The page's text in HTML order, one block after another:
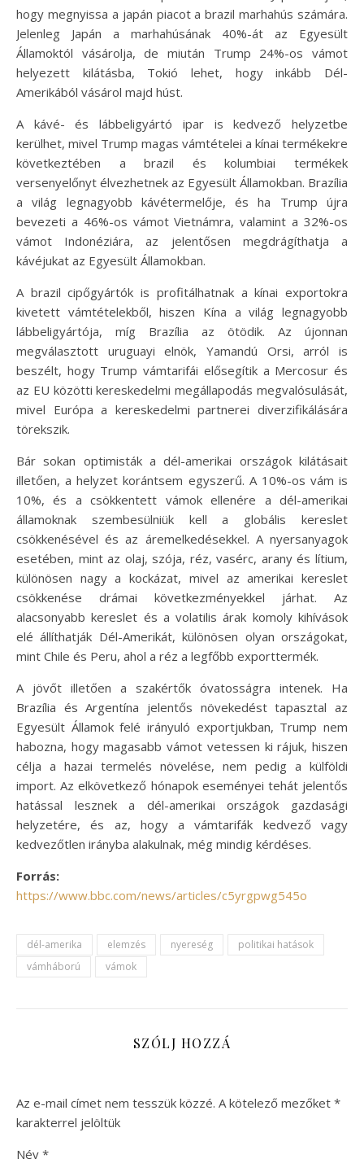
hogy megnyissa a japán piacot a brazil marhahús számára.
Jelenleg Japán a marhahúsának 40%-át az Egyesült
Államoktól vásárolja, de miután Trump 24%-os vámot
helyezett kilátásba, Tokió lehet, hogy inkább Dél-
Amerikából vásárol majd húst.
A kávé- és lábbeligyártó ipar is kedvező helyzetbe
kerülhet, mivel Trump magas vámtételei a kínai termékekre
következtében a brazil és kolumbiai termékek
versenyelőnyt élvezhetnek az Egyesült Államokban. Brazília
a világ legnagyobb kávétermelője, és ha Trump újra
bevezeti a 46%-os vámot Vietnámra, valamint a 32%-os
vámot Indonéziára, az jelentősen megdrágíthatja a
kávéjukat az Egyesült Államokban.
A brazil cipőgyártók is profitálhatnak a kínai exportokra
kivetett vámtételekből, hiszen Kína a világ legnagyobb
lábbeligyártója, míg Brazília az ötödik. Az újonnan
megválasztott uruguayi elnök, Yamandú Orsi, arról is
beszélt, hogy Trump vámtarifái elősegítik a Mercosur és
az EU közötti kereskedelmi megállapodás megvalósulását,
mivel Európa a kereskedelmi partnerei diverzifikálására
törekszik.
Bár sokan optimisták a dél-amerikai országok kilátásait
illetően, a helyzet korántsem egyszerű. A 10%-os vám is
10%, és a csökkentett vámok ellenére a dél-amerikai
államoknak szembesülniük kell a globális kereslet
csökkenésével és az áremelkedésekkel. A nyersanyagok
esetében, mint az olaj, szója, réz, vasérc, arany és lítium,
különösen nagy a kockázat, mivel az amerikai kereslet
csökkenése drámai következményekkel járhat. Az
alacsonyabb kereslet és a volatilis árak komoly kihívások
elé állíthatják Dél-Amerikát, különösen olyan országokat,
mint Chile és Peru, ahol a réz a legfőbb exporttermék.
A jövőt illetően a szakértők óvatosságra intenek. Ha
Brazília és Argentína jelentős növekedést tapasztal az
Egyesült Államok felé irányuló exportjukban, Trump nem
habozna, hogy magasabb vámot vetessen ki rájuk, hiszen
célja a hazai termelés növelése, nem pedig a külföldi
import. Az elkövetkező hónapok eseményei tehát jelentős
hatással lesznek a dél-amerikai országok gazdasági
helyzetére, és az, hogy a vámtarifák kedvező vagy
kedvezőtlen irányba alakulnak, még mindig kérdéses.
Forrás:
https://www.bbc.com/news/articles/c5yrgpwg545o
dél-amerika elemzés nyereség
politikai hatások
vámháború
vámok
SZÓLJ HOZZÁ
Az e-mail címet nem tesszük közzé. A kötelező mezőket *
karakterrel jelöltük
Név *